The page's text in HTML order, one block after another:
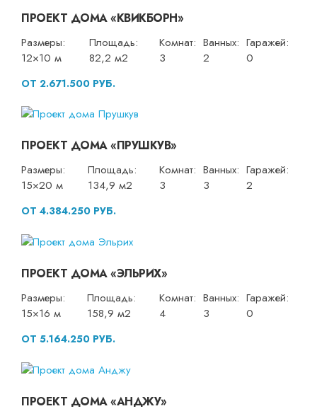
ПРОЕКТ ДОМА «КВИКБОРН»
Размеры:
12×10 м
Площадь:
82,2 м2
Комнат:
3
Ванных:
2
Гаражей:
0
ОТ 2.671.500 РУБ.
ПРОЕКТ ДОМА «ПРУШКУВ»
Размеры:
15×20 м
Площадь:
134,9 м2
Комнат:
3
Ванных:
3
Гаражей:
2
ОТ 4.384.250 РУБ.
ПРОЕКТ ДОМА «ЭЛЬРИХ»
Размеры:
15×16 м
Площадь:
158,9 м2
Комнат:
4
Ванных:
3
Гаражей:
0
ОТ 5.164.250 РУБ.
ПРОЕКТ ДОМА «АНДЖУ»